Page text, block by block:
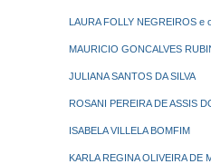
LAURA FOLLY NEGREIROS e
MAURICIO GONCALVES
JULIANA SANTOS DA SILVA
ROSANI PEREIRA DE ASSIS
ISABELA VILLELA BOMFIM
KARLA REGINA OLIVEIRA DE